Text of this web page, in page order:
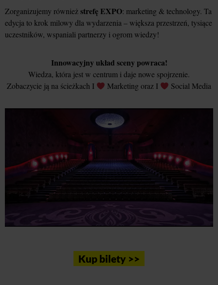
Zorganizujemy równieżstrefę EXPO: marketing & technology. Ta
edycja to krok milowy dla wydarzenia – większa przestrzeń, tysiące
uczestników, wspaniali partnerzy i ogrom wiedzy!
Innowacyjny układ sceny powraca!
Wiedza, która jest w centrum i daje nowe spojrzenie.
Zobaczycie ją na ścieżkach I
Marketing oraz I Social Media
Kup bilety >>